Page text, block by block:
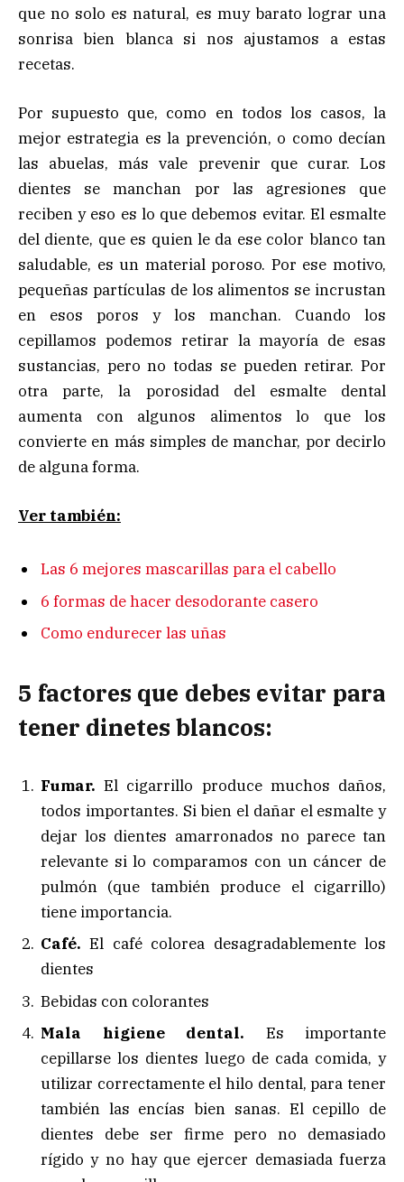
que no solo es natural, es muy barato lograr una
sonrisa bien blanca si nos ajustamos a estas
recetas.
Por supuesto que, como en todos los casos, la
mejor estrategia es la prevención, o como decían
las abuelas, más vale prevenir que curar. Los
dientes se manchan por las agresiones que
reciben y eso es lo que debemos evitar. El esmalte
del diente, que es quien le da ese color blanco tan
saludable, es un material poroso. Por ese motivo,
pequeñas partículas de los alimentos se incrustan
en esos poros y los manchan. Cuando los
cepillamos podemos retirar la mayoría de esas
sustancias, pero no todas se pueden retirar. Por
otra parte, la porosidad del esmalte dental
aumenta con algunos alimentos lo que los
convierte en más simples de manchar, por decirlo
de alguna forma.
Ver también:
Las 6 mejores mascarillas para el cabello
6 formas de hacer desodorante casero
Como endurecer las uñas
5 factores que debes evitar para
tener dinetes blancos:
Fumar. El cigarrillo produce muchos daños,
todos importantes. Si bien el dañar el esmalte y
dejar los dientes amarronados no parece tan
relevante si lo comparamos con un cáncer de
pulmón (que también produce el cigarrillo)
tiene importancia.
Café. El café colorea desagradablemente los
dientes
Bebidas con colorantes
Mala higiene dental. Es importante
cepillarse los dientes luego de cada comida, y
utilizar correctamente el hilo dental, para tener
también las encías bien sanas. El cepillo de
dientes debe ser firme pero no demasiado
rígido y no hay que ejercer demasiada fuerza